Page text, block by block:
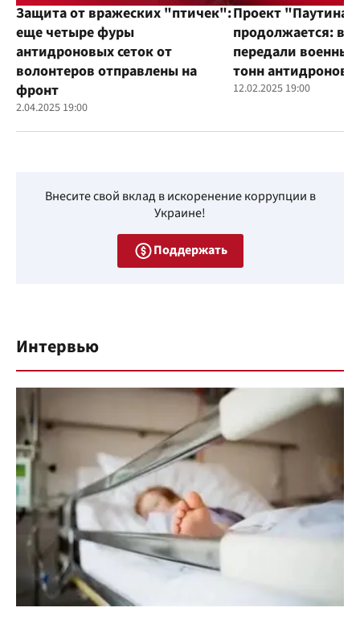
Защита от вражеских "птичек":
еще четыре фуры
антидроновых сеток от
волонтеров отправлены на
фронт
2.04.2025 19:00
Проект "Паутина"
продолжается:
передали
тонн
12.02.2025 19:00
Внесите свой вклад в искоренение коррупции в
Украине!
Поддержать
Интервью